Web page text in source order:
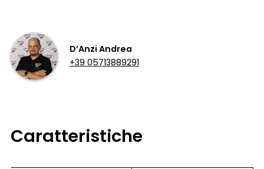
D’Anzi Andrea
+39 05713889291
Caratteristiche